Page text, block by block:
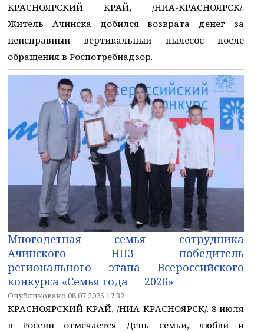
КРАСНОЯРСКИЙ КРАЙ, /НИА-КРАСНОЯРСК/.
Житель Ачинска добился возврата денег за
неисправный вертикальный пылесос после
обращения в Роспотребнадзор.
Многодетная семья сотрудника
Ачинского НПЗ победитель
регионального этапа Всероссийского
конкурса «Семья года — 2026»
Опубликовано 08.07.2026 17:32
КРАСНОЯРСКИЙ КРАЙ, /НИА-КРАСНОЯРСК/. 8 июля
в России отмечается День семьи, любви и